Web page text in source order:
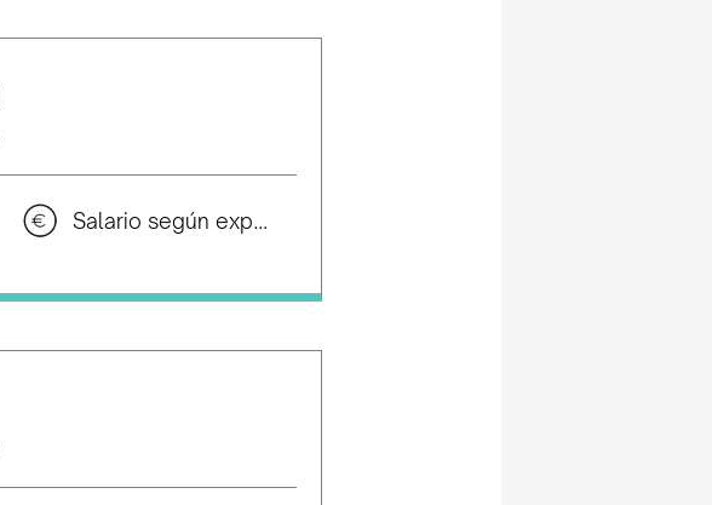
Salario según experiencia